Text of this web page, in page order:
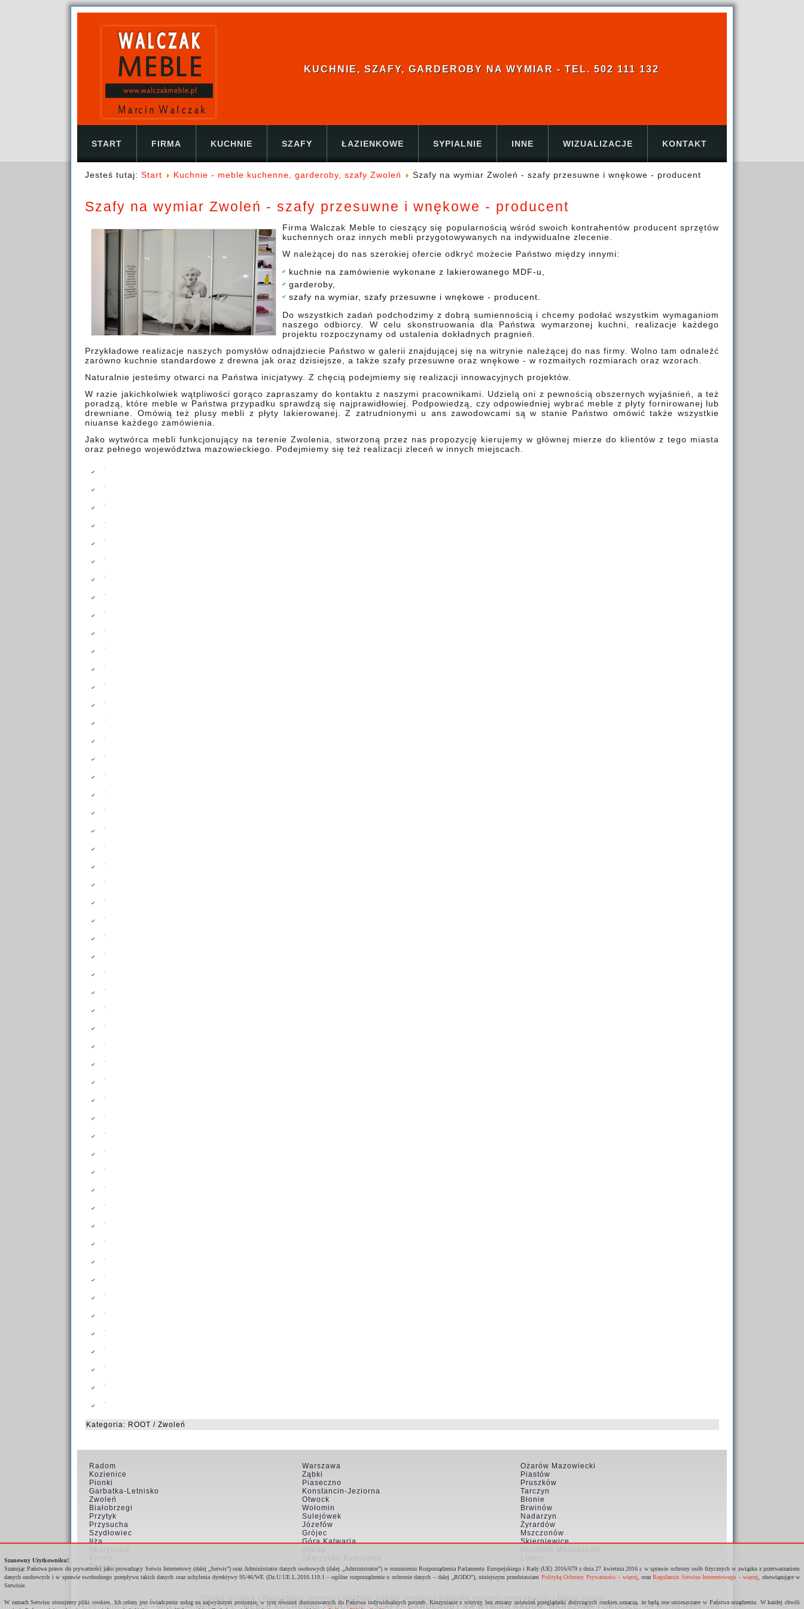
KUCHNIE, SZAFY, GARDEROBY NA WYMIAR - TEL. 502 111 132
START FIRMA KUCHNIE SZAFY ŁAZIENKOWE SYPIALNIE INNE WIZUALIZACJE KONTAKT
Jesteś tutaj: Start Kuchnie - meble kuchenne, garderoby, szafy Zwoleń Szafy na wymiar Zwoleń - szafy przesuwne i wnękowe - producent
Szafy na wymiar Zwoleń - szafy przesuwne i wnękowe - producent
Firma Walczak Meble to cieszący się popularnością wśród swoich kontrahentów producent sprzętów
kuchennych oraz innych mebli przygotowywanych na indywidualne zlecenie.
W należącej do nas szerokiej ofercie odkryć możecie Państwo między innymi:
kuchnie na zamówienie wykonane z lakierowanego MDF-u,
garderoby,
szafy na wymiar, szafy przesuwne i wnękowe - producent.
Do wszystkich zadań podchodzimy z dobrą sumiennością i chcemy podołać wszystkim wymaganiom
naszego odbiorcy. W celu skonstruowania dla Państwa wymarzonej kuchni, realizacje każdego
projektu rozpoczynamy od ustalenia dokładnych pragnień.
Przykładowe realizacje naszych pomysłów odnajdziecie Państwo w galerii znajdującej się na witrynie należącej do nas firmy. Wolno tam odnaleźć
zarówno kuchnie standardowe z drewna jak oraz dzisiejsze, a także szafy przesuwne oraz wnękowe - w rozmaitych rozmiarach oraz wzorach.
Naturalnie jesteśmy otwarci na Państwa inicjatywy. Z chęcią podejmiemy się realizacji innowacyjnych projektów.
W razie jakichkolwiek wątpliwości gorąco zapraszamy do kontaktu z naszymi pracownikami. Udzielą oni z pewnością obszernych wyjaśnień, a też
poradzą, które meble w Państwa przypadku sprawdzą się najprawidłowiej. Podpowiedzą, czy odpowiedniej wybrać meble z płyty fornirowanej lub
drewniane. Omówią też plusy mebli z płyty lakierowanej. Z zatrudnionymi u ans zawodowcami są w stanie Państwo omówić także wszystkie
niuanse każdego zamówienia.
Jako wytwórca mebli funkcjonujący na terenie Zwolenia, stworzoną przez nas propozycję kierujemy w głównej mierze do klientów z tego miasta
oraz pełnego województwa mazowieckiego. Podejmiemy się też realizacji zleceń w innych miejscach.
Kategoria: ROOT / Zwoleń
Radom
Kozienice
Pionki
Garbatka-Letnisko
Zwoleń
Białobrzegi
Przytyk
Przysucha
Szydłowiec
Iłża
Puławy
Warszawa
Ząbki
Piaseczno
Konstancin-Jeziorna
Otwock
Wołomin
Sulejówek
Józefów
Grójec
Góra Kalwaria
Ożarów Mazowiecki
Piastów
Pruszków
Tarczyn
Błonie
Brwinów
Nadarzyn
Żyrardów
Mszczonów
Skierniewice
Strona główna Regulamin serwisu | Polityka plików cookies| Polityka ochrony prywatności| Mapa strony
Copyright © 2015 - WALCZAKMEBLE.PL -MEBLE KUCHENNE - KUCHNIE - SZAFY - GARDEROBY NA WYMIAR RADOM, WARSZAWA I OKOLICE All Rights Reserved.
Szanowny Użytkowniku!
Szanując Państwa prawo do prywatności jako prowadzący Serwis Internetowy (dalej „Serwis”) oraz Administrator danych osobowych (dalej „Administrator”) w rozumieniu Rozporządzenia Parlamentu Europejskiego i Rady (UE) 2016/679 z dnia 27 kwietnia 2016 r. w sprawie ochrony osób fizycznych w związku z przetwarzaniem
danych osobowych i w sprawie swobodnego przepływu takich danych oraz uchylenia dyrektywy 95/46/WE (Dz.U.UE.L.2016.119.1 – ogólne rozporządzenie o ochronie danych – dalej „RODO”), niniejszym przedstawiam Politykę Ochrony Prywatności – więcej , orazRegulamin Serwisu Internetowego – więcej
, obowiązujące w
Serwisie.
W ramach Serwisu stosujemy pliki cookies. Ich celem jest świadczenie usług na najwyższym poziomie, w tym również dostosowanych do Państwa indywidualnych potrzeb. Korzystanie z witryny bez zmiany ustawień przeglądarki dotyczących cookies oznacza, że będą one umieszczane w Państwa urządzeniu. W każdej chwili